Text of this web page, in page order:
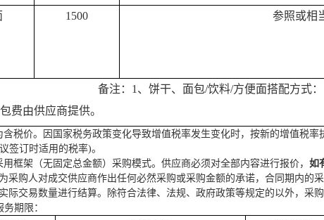
1500 参照或相
备注： 1、饼干、面包/饮料/方便面搭配方式
费由供应商提供。
含税价。因国家税务政策变化导致增值税率发生变化时，按新的增值税
签订时适用的税率)。
框架（无固定总金额）采购模式。 供应商必须对全部内容进行报价， 如
采购人对成交供应商作出任何必然采购或采购金额的承诺， 合同期内的
际交易数量进行结算。除符合法律、法规、政府政策等规定的以外，采购
期限：